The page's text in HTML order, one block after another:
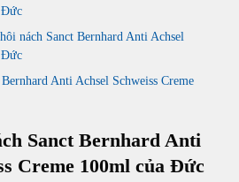
Đức
nách Sanct Bernhard Anti Achsel
Đức
Anti Achsel Schweiss Creme
Sanct Bernhard Anti
Creme 100ml của Đức